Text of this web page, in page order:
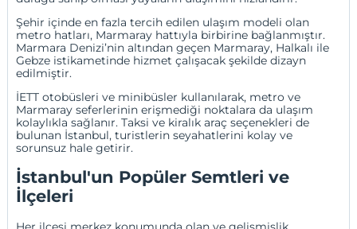
Şehir içinde en fazla tercih edilen ulaşım modeli olan
metro hatları, Marmaray hattıyla birbirine bağlanmıştır.
Marmara Denizi’nin altından geçen Marmaray, Halkalı ile
Gebze istikametinde hizmet çalışacak şekilde dizayn
edilmiştir.
İETT otobüsleri ve minibüsler kullanılarak, metro ve
Marmaray seferlerinin erişmediği noktalara da ulaşım
kolaylıkla sağlanır. Taksi ve kiralık araç seçenekleri de
bulunan İstanbul, turistlerin seyahatlerini kolay ve
sorunsuz hale getirir.
İstanbul'un Popüler Semtleri ve
İlçeleri